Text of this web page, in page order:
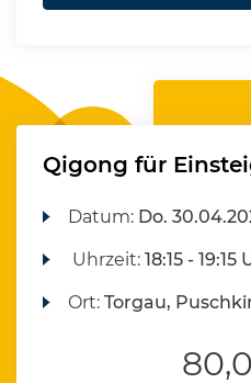
Qigong für
Datum: Do.
Uhrzeit:18:15 - 19:15
Ort:Torgau,